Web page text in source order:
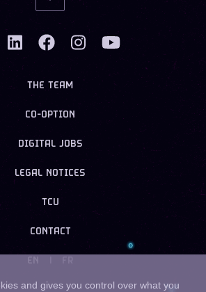
THE TEAM
CO-OPTION
DIGITAL JOBS
LEGAL NOTICES
TCU
CONTACT
EN
and gives you control over what you